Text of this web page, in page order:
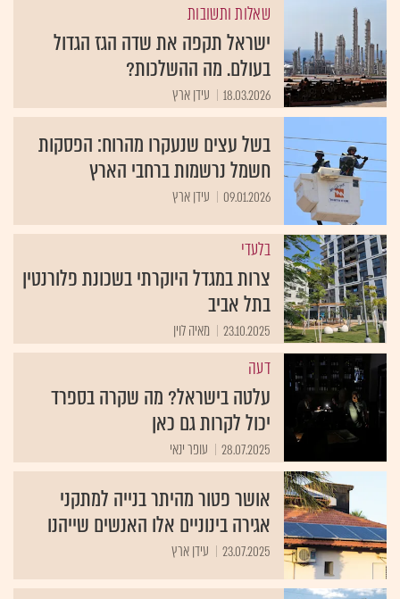
שאלות ותשובות
ישראל תקפה את שדה הגז הגדול
בעולם. מה ההשלכות?
18.03.2026 עידן ארץ
בשל עצים שנעקרו מהרוח: הפסקות
חשמל נרשמות ברחבי הארץ
09.01.2026 עידן ארץ
בלעדי
צרות במגדל היוקרתי בשכונת פלורנטין
בתל אביב
23.10.2025 מאיה לוין
דעה
עלטה בישראל? מה שקרה בספרד
יכול לקרות גם כאן
28.07.2025 עופר ינאי
אושר פטור מהיתר בנייה למתקני
אגירה בינוניים אלו האנשים שייהנו
23.07.2025 עידן ארץ